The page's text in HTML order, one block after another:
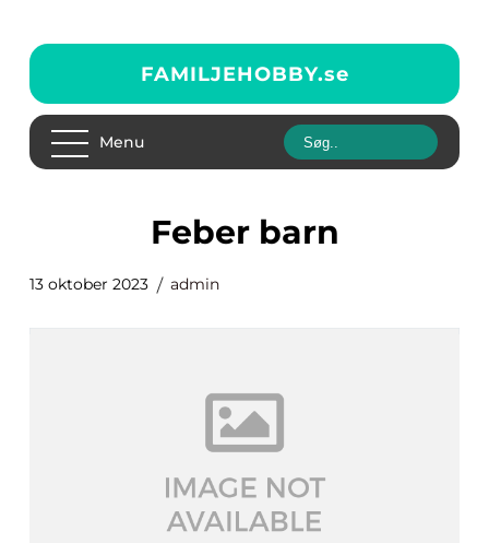
FAMILJEHOBBY.se
Menu
feber barn
13 oktober 2023 admin